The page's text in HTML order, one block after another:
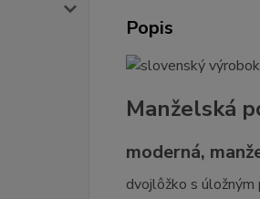
Popis
Manželská
moderná,
dvojlôžko s